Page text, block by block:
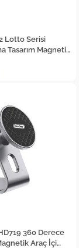
Lotto Serisi
Tasarım Magnetik
360 Derece
Araç İçi